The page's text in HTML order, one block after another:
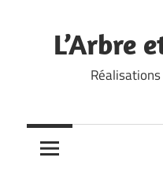
contentL’Arbre